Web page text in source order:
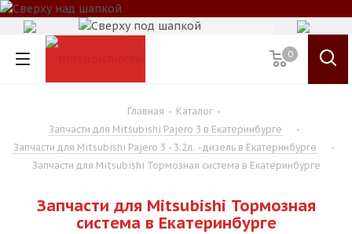
0
Главная - Каталог -
Запчасти для Mitsubishi Pajero 3 в Екатеринбурге
-
Запчасти для Mitsubishi Pajero 3 - 3.2л. - дизель в Екатеринбурге
-
Запчасти для Mitsubishi Тормозная система в Екатеринбурге
Запчасти для Mitsubishi Тормозная
система в Екатеринбурге